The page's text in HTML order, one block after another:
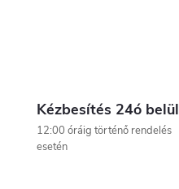
Kézbesítés 24ó belül
12:00 óráig történő rendelés
esetén